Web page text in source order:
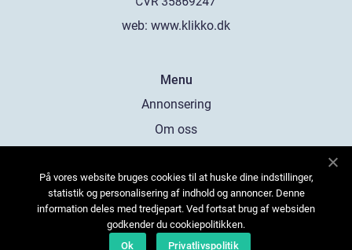
web: www.klikko.dk
Menu
Annonsering
Om oss
Kontakta oss
Sitemap
På vores website bruges cookies til at huske dine indstillinger,
statistik og personalisering af indhold og annoncer. Denne
information deles med tredjepart. Ved fortsat brug af websiden
godkender du cookiepolitikken.
Ok
Privatlivspolitik